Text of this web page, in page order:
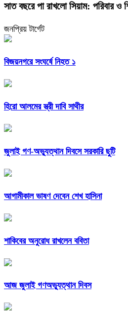
সাত বছরে পা রাখলো সিয়াম: পরিবার ও
জনপ্রিয় টার্গেট
বিজয়নগরে সংঘর্ষে নিহত ১
হিরো আলমের স্ত্রী দাবি সাথীর
জুলাই গণ-অভ্যুত্থান দিবসে সরকারি ছুটি
আগামীকাল ভাষণ দেবেন শেখ হাসিনা
শাকিবের অনুরোধ রাখলেন ববিতা
আজ জুলাই গণঅভ্যুত্থান দিবস